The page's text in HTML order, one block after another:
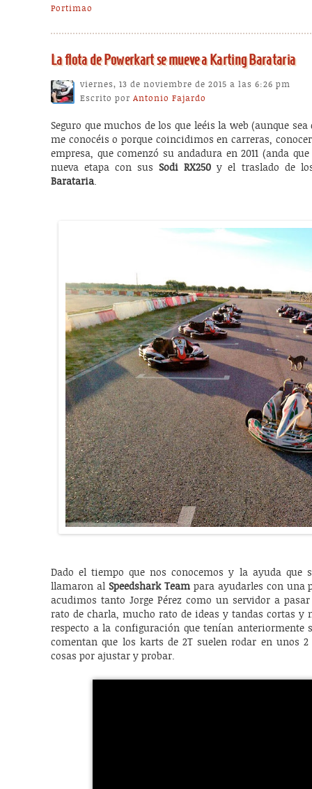
Portimao
La flota de Powerkart se mueve a Karting Barataria
viernes, 13 de noviembre de 2015 a las 6:26 pm
Escrito porAntonio Fajardo
Seguro que muchos de los que leéis la web (aunque
me conocéis o porque coincidimos en carreras,
empresa, que comenzó su andadura en 2011 (anda
nueva etapa con susSodi RX250 y el traslado de
Barataria.
Dado el tiempo que nos conocemos y la ayuda que
llamaron al Speedshark Teampara ayudarles con una
acudimos tanto Jorge Pérez como un servidor a
rato de charla, mucho rato de ideas y tandas cortas y
respecto a la configuración que tenían anteriormente
comentan que los karts de 2T suelen rodar en unos
cosas por ajustar y probar.